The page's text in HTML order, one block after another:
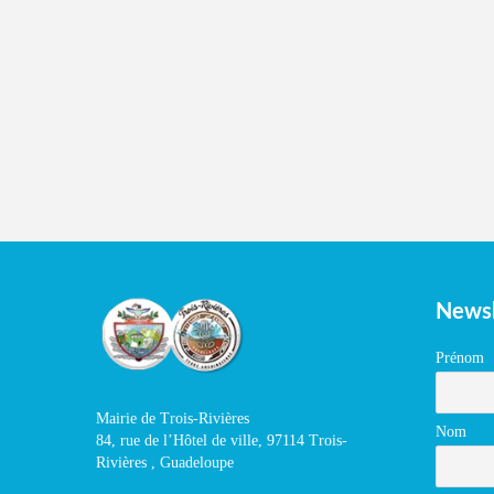
Mairie de Trois-Rivières
84, rue de l’Hôtel de ville, 97114 Trois-
Rivières , Guadeloupe
Prénom
Nom